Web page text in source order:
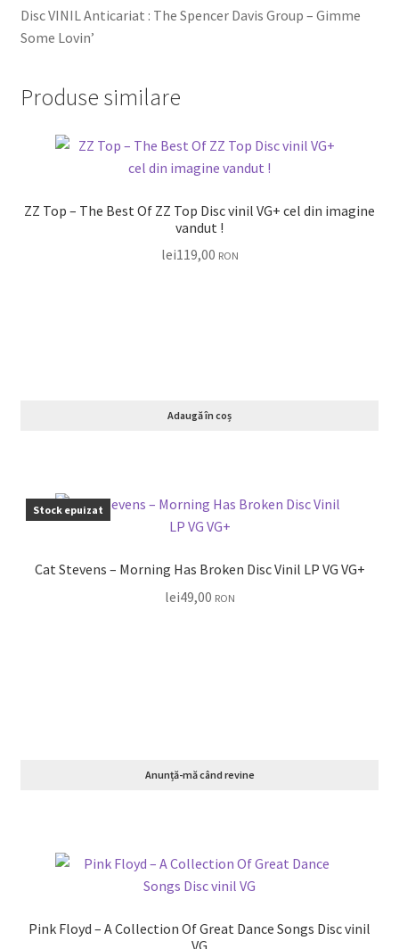
Disc VINIL Anticariat : The Spencer Davis Group – Gimme
Some Lovin’
Produse similare
ZZ Top – The Best Of ZZ Top Disc vinil VG+ cel din imagine
vandut !
lei119,00 RON
Adaugă în coș
Stock epuizat
Cat Stevens – Morning Has Broken Disc Vinil LP VG VG+
lei49,00 RON
Anunță-mă când revine
Pink Floyd – A Collection Of Great Dance Songs Disc vinil